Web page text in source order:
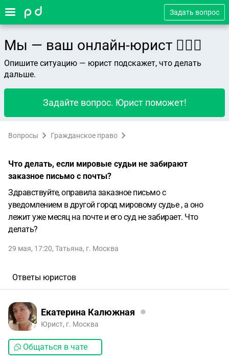
Задать вопрос
Мы — ваш онлайн-юрист 👨🏻‍⚖️
Опишите ситуацию — юрист подскажет, что делать
дальше.
Задайте вопрос. Юрист поможет!
Вопросы Гражданское право
Что делать, если мировые судьи не забирают
заказное письмо с почты?
Здравствуйте, оправила заказное письмо с
уведомлением в другой город мировому судье , а оно
лежит уже месяц на почте и его суд не забирает. Что
делать?
29 мая, 17:20, Татьяна, г. Москва
Ответы юристов
Екатерина Калюжная
Юрист, г. Москва
Общаться в чате